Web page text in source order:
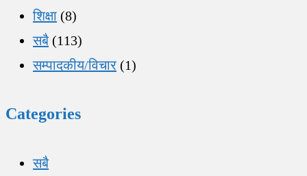
शिक्षा (8)
सबै (113)
सम्पादकीय/विचार (1)
Categories
सबै